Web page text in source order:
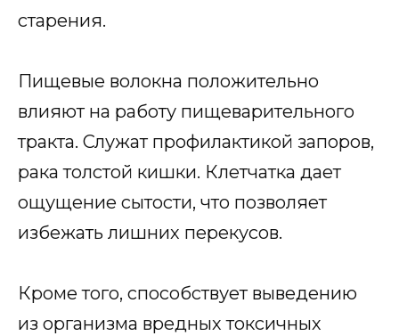
старения.
Пищевые волокна положительно
влияют на работу пищеварительного
тракта. Служат профилактикой запоров,
рака толстой кишки. Клетчатка дает
ощущение сытости, что позволяет
избежать лишних перекусов.
Кроме того, способствует выведению
из организма вредных токсичных